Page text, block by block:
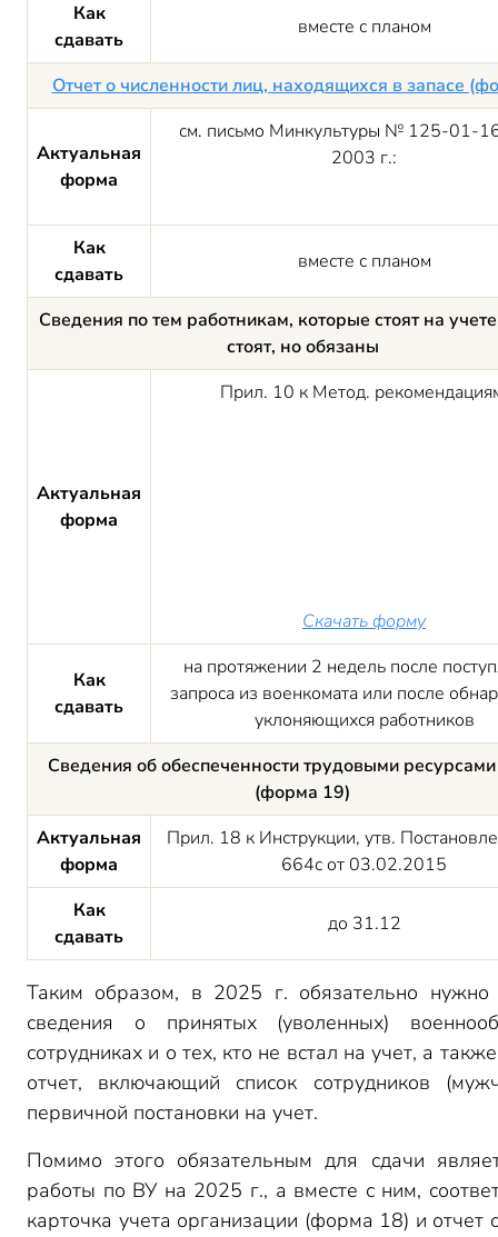
Как
сдавать
вместе с планом
Отчет о численности лиц, находящихся в запасе
Актуальная
форма
см. письмо Минкультуры № 125-01-
2003 г.:
Как
сдавать
вместе с планом
Сведения по тем работникам, которые стоят на
стоят, но обязаны
Актуальная
форма
Прил. 10 к Метод.
Скачать форму
Как
сдавать
на протяжении 2 недель после
запроса из военкомата или после
уклоняющихся работников
Сведения об обеспеченности трудовыми
(форма 19)
Актуальная
форма
Прил. 18 к Инструкции, утв.
664с от 03.02.2015
Как
сдавать
до 31.12
Таким образом, в 2025 г. обязательно нужно
сведения о принятых (уволенных)
сотрудниках и о тех, кто не встал на учет, а
отчет, включающий список сотрудников
первичной постановки на учет.
Помимо этого обязательным для сдачи
работы по ВУ на 2025 г., а вместе с ним,
карточка учета организации (форма 18) и отчет